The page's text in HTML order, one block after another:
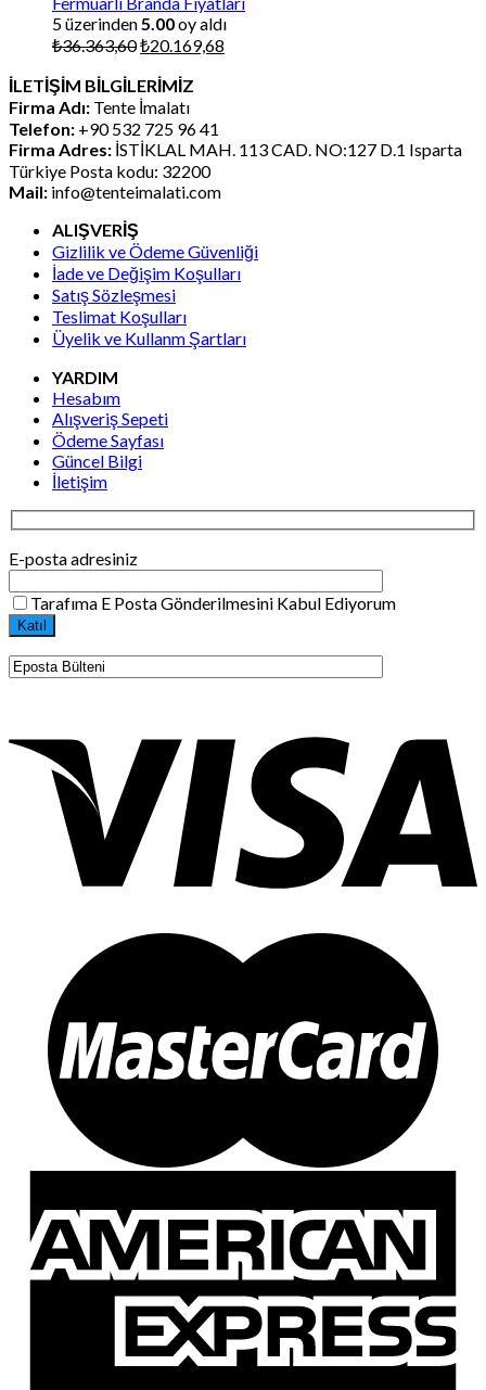
5 üzerinden 5.00oy aldı
₺36.363,60Orijinal
₺36.363,60.
₺20.169,68
İLETİŞİM BİLGİLERİMİZ
Firma Adı: Tente İmalatı
Telefon: +90 532 725 96 41
Firma Adres: İSTİKLAL MAH. 113 CAD. NO:127 D.1 Isparta
Türkiye Posta kodu: 32200
Mail: info@tenteimalati.com
ALIŞVERİŞ
Gizlilik ve Ödeme Güvenliği
İade ve Değişim Koşulları
Satış Sözleşmesi
Teslimat Koşulları
Üyelik ve Kullanm Şartları
YARDIM
Hesabım
Alışveriş Sepeti
Ödeme Sayfası
Güncel Bilgi
İletişim
E-posta adresiniz
Tarafıma E Posta Gönderilmesini Kabul Ediyorum